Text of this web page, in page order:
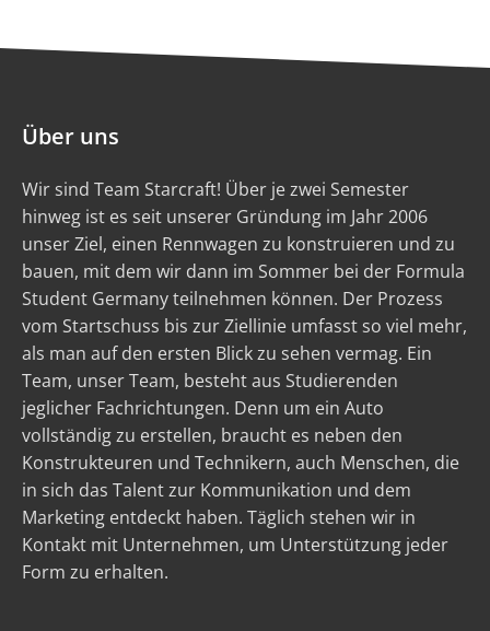
Über uns
Wir sind Team Starcraft! Über je zwei Semester
hinweg ist es seit unserer Gründung im Jahr 2006
unser Ziel, einen Rennwagen zu konstruieren und zu
bauen, mit dem wir dann im Sommer bei der Formula
Student Germany teilnehmen können. Der Prozess
vom Startschuss bis zur Ziellinie umfasst so viel mehr,
als man auf den ersten Blick zu sehen vermag. Ein
Team, unser Team, besteht aus Studierenden
jeglicher Fachrichtungen. Denn um ein Auto
vollständig zu erstellen, braucht es neben den
Konstrukteuren und Technikern, auch Menschen, die
in sich das Talent zur Kommunikation und dem
Marketing entdeckt haben. Täglich stehen wir in
Kontakt mit Unternehmen, um Unterstützung jeder
Form zu erhalten.